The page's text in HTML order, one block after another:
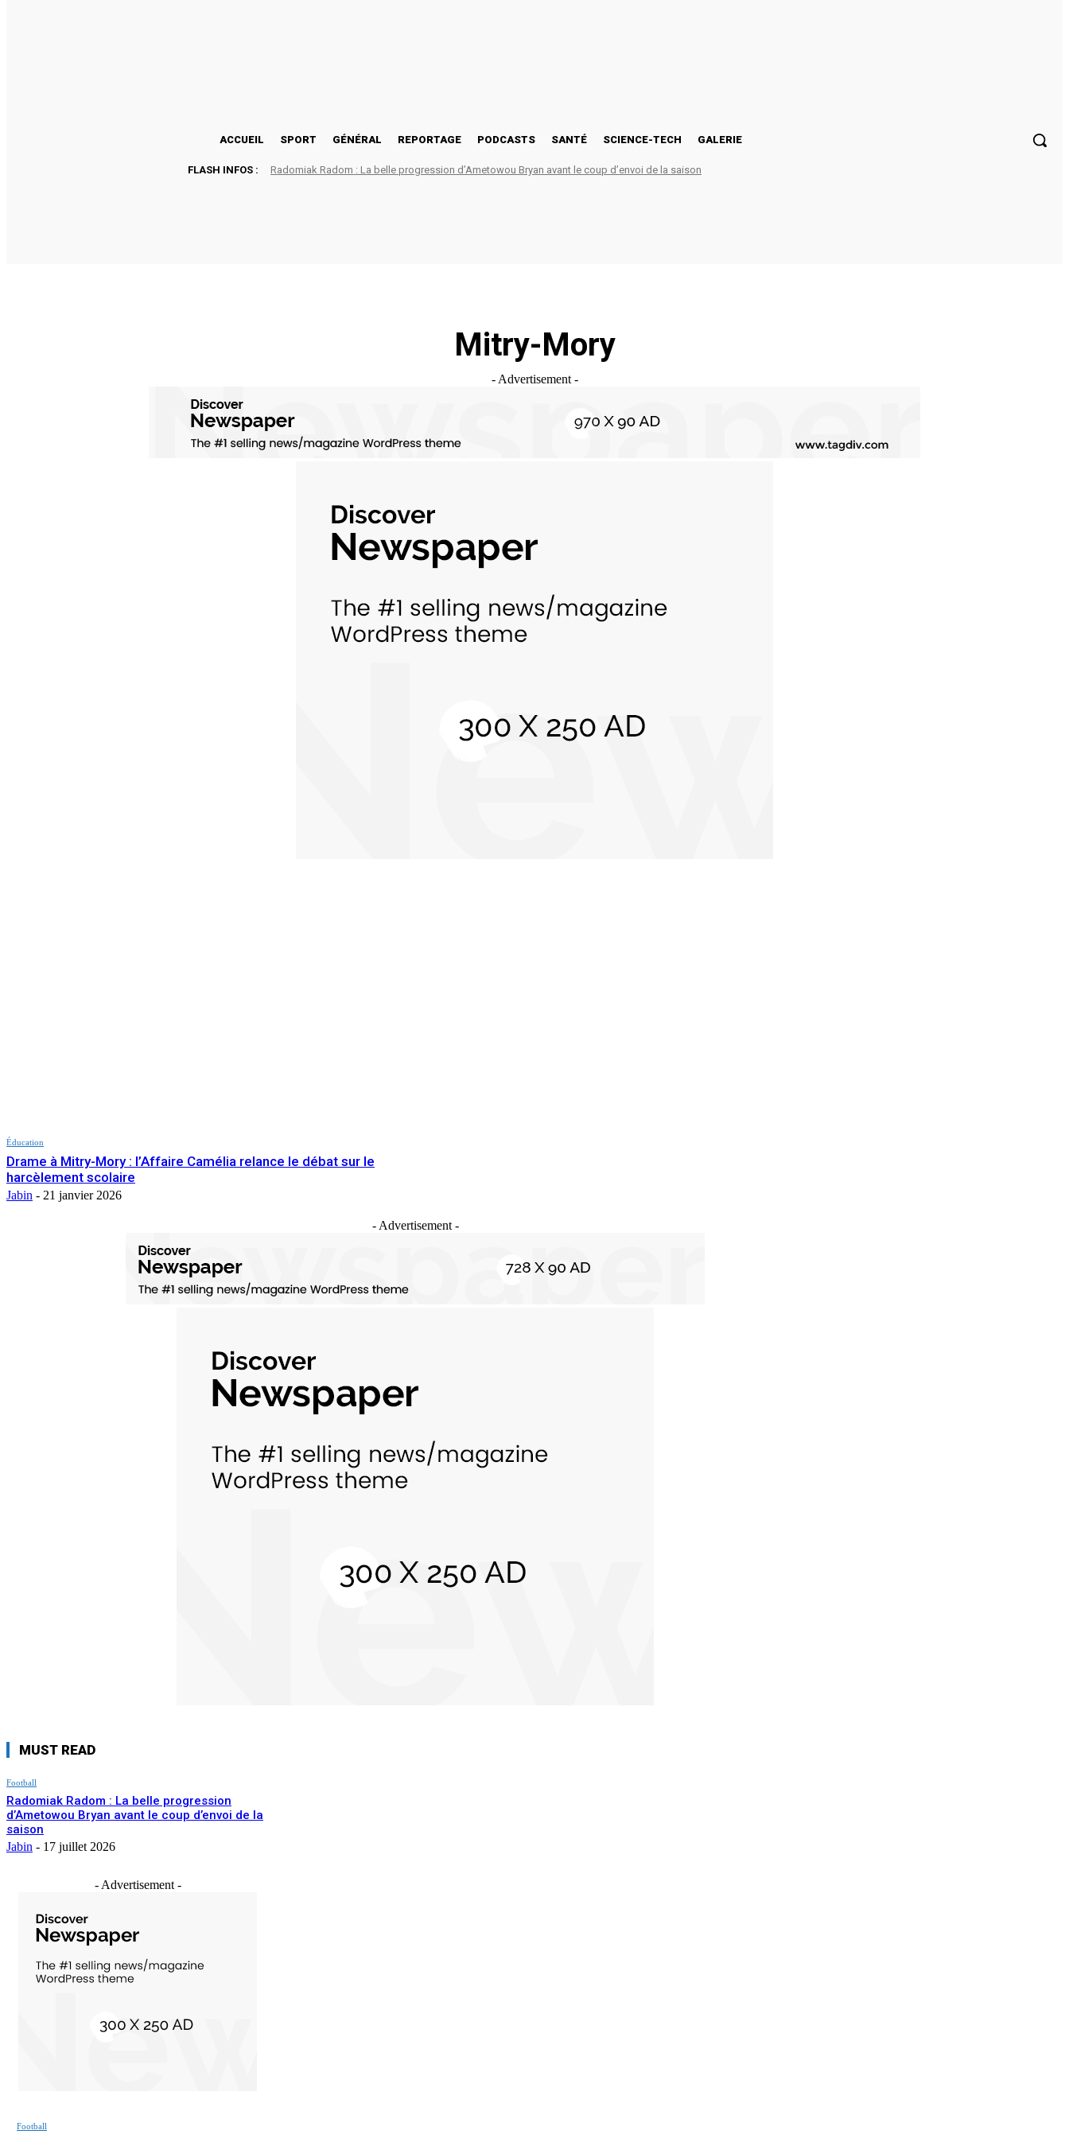
ACCUEIL SPORT GÉNÉRAL REPORTAGE PODCASTS SANTÉ SCIENCE-TECH GALERIE
FLASH INFOS : Radomiak Radom : La belle progression d’Ametowou Bryan avant le coup d’envoi de la saison
Mitry-Mory
- Advertisement -
Éducation
Drame à Mitry-Mory : l’Affaire Camélia relance le débat sur le
harcèlement scolaire
Jabin - 21 janvier 2026
- Advertisement -
MUST READ
Football
Radomiak Radom : La belle progression
d’Ametowou Bryan avant le coup d’envoi de la
saison
Jabin - 17 juillet 2026
- Advertisement -
Football